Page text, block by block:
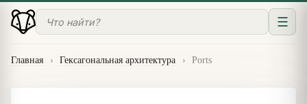
☰
Главная › Гексагональная архитектура › Ports